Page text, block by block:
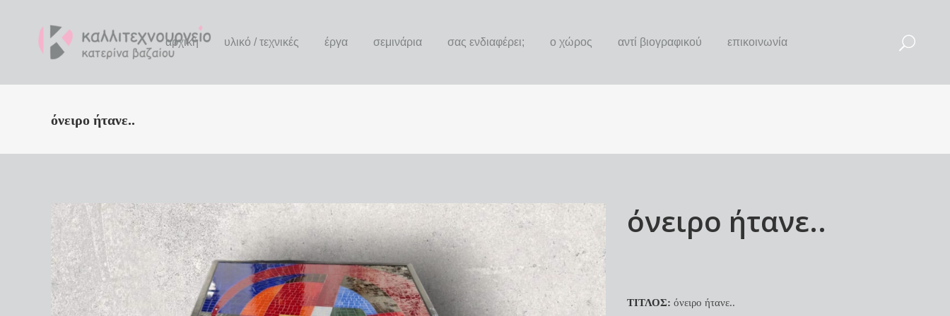
αρχική υλικό / τεχνικές έργα σεμινάρια σας ενδιαφέρει; ο χώρος αντί βιογραφικού επικοινωνία
όνειρο ήτανε..
όνειρο ήτανε..
ΤΙΤΛΟΣ: όνειρο ήτανε..